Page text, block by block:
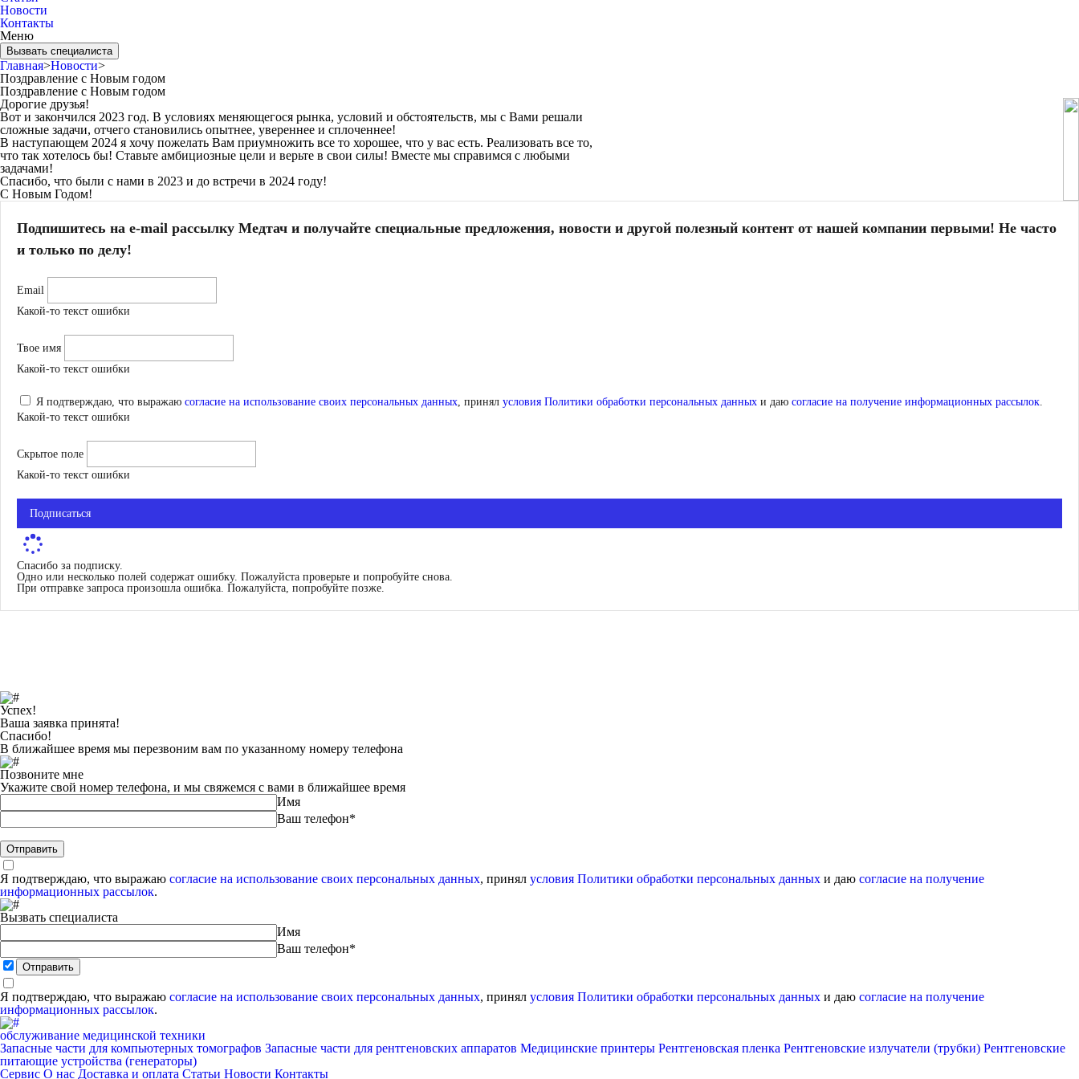
Новости
Контакты
Меню
Вызвать специалиста
Главная>Новости>
Поздравление с Новым годом
Поздравление с Новым годом
Дорогие друзья!
Вот и закончился 2023 год. В условиях меняющегося рынка, условий и обстоятельств, мы с Вами решали
сложные задачи, отчего становились опытнее, увереннее и сплоченнее!
В наступающем 2024 я хочу пожелать Вам приумножить все то хорошее, что у вас есть. Реализовать все то,
что так хотелось бы! Ставьте амбициозные цели и верьте в свои силы! Вместе мы справимся с любыми
задачами!
Спасибо, что были с нами в 2023 и до встречи в 2024 году!
С Новым Годом!
Подпишитесь на e-mail рассылку Медтач и получайте специальные предложения, новости и другой полезный контент от нашей компании первыми! Не часто
и только по делу!
Email
Какой-то текст ошибки
Твое имя
Какой-то текст ошибки
Я подтверждаю, что выражаю согласие на использование своих персональных данных, принял условия Политики обработки персональных данных и даю согласие на получение информационных рассылок.
Какой-то текст ошибки
Скрытое поле
Какой-то текст ошибки
Подписаться
Спасибо за подписку.
Одно или несколько полей содержат ошибку. Пожалуйста проверьте и попробуйте снова.
При отправке запроса произошла ошибка. Пожалуйста, попробуйте позже.
Успех!
Ваша заявка принята!
Спасибо!
В ближайшее время мы перезвоним вам по указанному номеру телефона
Позвоните мне
Укажите свой номер телефона, и мы свяжемся с вами в ближайшее время
Имя
Ваш телефон*
Я подтверждаю, что выражаю согласие на использование своих персональных данных, принял условия Политики обработки персональных данных и даю согласие на получение
информационных рассылок.
Вызвать специалиста
Имя
Ваш телефон*
Я подтверждаю, что выражаю согласие на использование своих персональных данных, принял условия Политики обработки персональных данных и даю согласие на получение
информационных рассылок.
обслуживание медицинской техники
Запасные части для компьютерных томографов Запасные части для рентгеновских аппаратов Медицинские принтеры Рентгеновская пленка Рентгеновские излучатели (трубки) Рентгеновские
питающие устройства (генераторы)
Сервис О нас Доставка и оплата Статьи Новости Контакты